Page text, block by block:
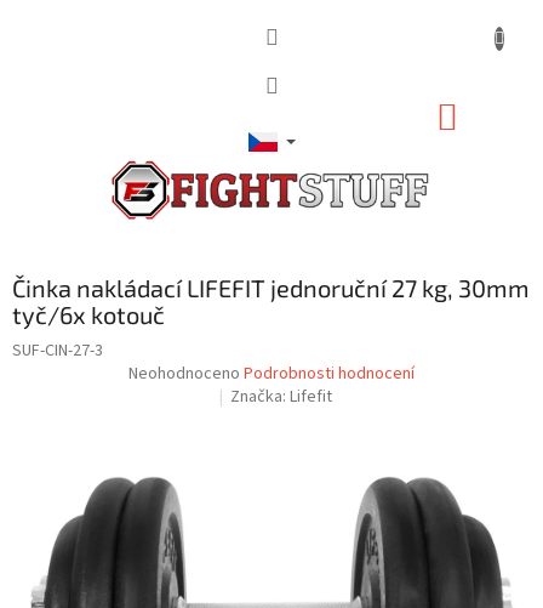
Činka nakládací LIFEFIT jednoruční 27 kg, 30mm
tyč/6x kotouč
SUF-CIN-27-3
Průměrné
z
hvězdiček.
Neohodnoceno Podrobnosti hodnocení
Značka:Lifefit